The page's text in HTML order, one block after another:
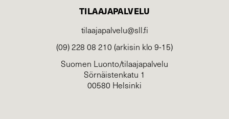
TILAAJAPALVELU
tilaajapalvelu@sll.fi
(09) 228 08 210 (arkisin klo 9-15)
Suomen Luonto/tilaajapalvelu
Sörnäistenkatu 1
00580 Helsinki